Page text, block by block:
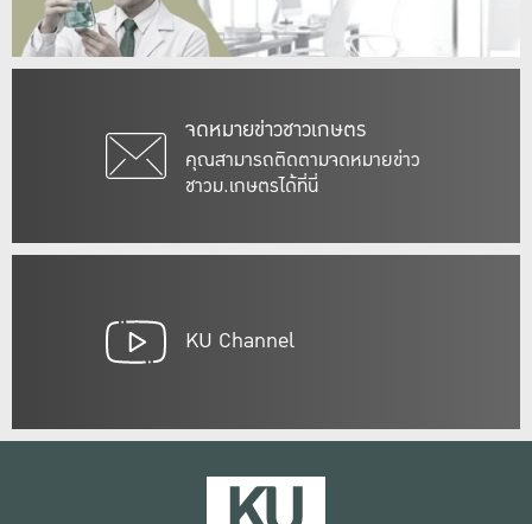
จดหมายข่าวชาวเกษตร
คุณสามารถติดตามจดหมายข่าว
ชาวม.เกษตรได้ที่นี่
KU Channel